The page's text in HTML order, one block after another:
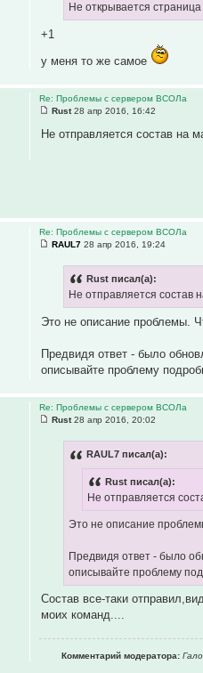
Не открывается
+1
у меня то же самое
Re: Проблемы с сервером ВСОЛа
Rust28 апр 2016, 16:42
Не отправляется состав на
Re: Проблемы с сервером ВСОЛа
RAUL7 28 апр 2016, 19:24
Rust писал(а):
Не отправляется состав
Это не описание проблемы.
Предвидя ответ - было
описывайте проблему
Re: Проблемы с сервером ВСОЛа
Rust28 апр 2016, 20:02
RAUL7 писал(а):
Rust писал(а):
Не отправляется
Это не описание
Предвидя ответ - было
описывайте проблему
Состав все-таки
моих команд....
Комментарий модератора: